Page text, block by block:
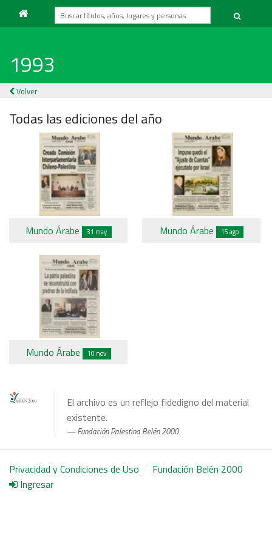
1993
Volver
Todas las ediciones del año
Mundo Árabe 31 may Mundo Árabe 15 ago
Mundo Árabe 10 nov
El archivo es un reflejo fidedigno del material
existente.
Fundación Palestina Belén 2000
Privacidad y Condiciones de Uso
Fundación Belén 2000
Ingresar